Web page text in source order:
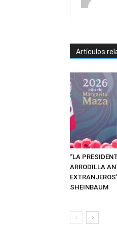
Artículos
“LA
ARRODILLA
SHEINBAUM